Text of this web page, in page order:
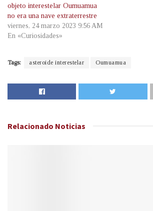
objeto interestelar Oumuamua
no era una nave extraterrestre
viernes, 24 marzo 2023 9:56 AM
En «Curiosidades»
Tags: asteroide interestelar Oumuamua
Relacionado Noticias